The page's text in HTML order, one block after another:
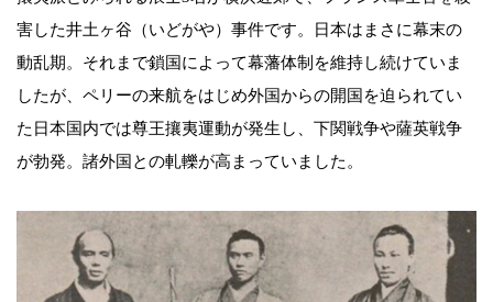
害した井土ヶ谷（いどがや）事件です。日本はまさに幕末の
動乱期。それまで鎖国によって幕藩体制を維持し続けていま
したが、ペリーの来航をはじめ外国からの開国を迫られてい
た日本国内では尊王攘夷運動が発生し、下関戦争や薩英戦争
が勃発。諸外国との軋轢が高まっていました。